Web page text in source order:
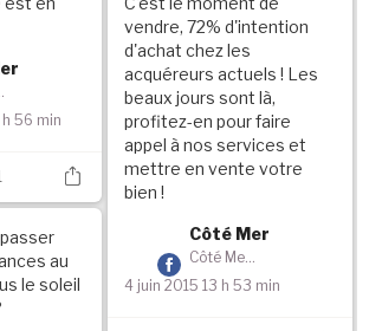
56 min
vendre, 72% d'intention
d'achat chez les
acquéreurs actuels ! Les
beaux jours sont là,
profitez-en pour faire
appel à nos services et
mettre en vente votre
bien !
Côté Mer
Côté Mer
4 juin 2015 13 h 53 min
au
le soleil